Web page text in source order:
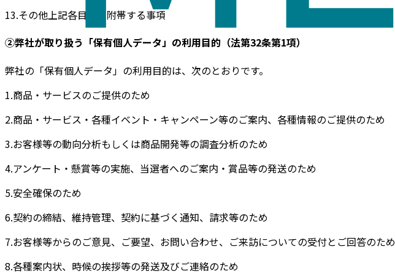
13.その他上記各目的に附帯する事項
②弊社が取り扱う「保有個人データ」の利用目的（法第32条第1項）
弊社の「保有個人データ」の利用目的は、次のとおりです。
1.商品・サービスのご提供のため
2.商品・サービス・各種イベント・キャンペーン等のご案内、各種情報のご提供のため
3.お客様等の動向分析もしくは商品開発等の調査分析のため
4.アンケート・懸賞等の実施、当選者へのご案内・賞品等の発送のため
5.安全確保のため
6.契約の締結、維持管理、契約に基づく通知、請求等のため
7.お客様等からのご意見、ご要望、お問い合わせ、ご来訪についての受付とご回答のため
8.各種案内状、時候の挨拶等の発送及びご連絡のため